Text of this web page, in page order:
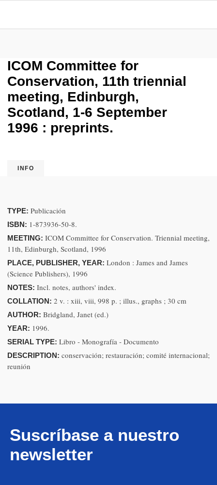
ICOM Committee for
Conservation, 11th triennial
meeting, Edinburgh,
Scotland, 1-6 September
1996 : preprints.
INFO
TYPE: Publicación
ISBN: 1-873936-50-8.
MEETING: ICOM Committee for Conservation. Triennial meeting,
11th, Edinburgh, Scotland, 1996
PLACE, PUBLISHER, YEAR: London : James and James
(Science Publishers), 1996
NOTES: Incl. notes, authors' index.
COLLATION: 2 v. : xiii, viii, 998 p. ; illus., graphs ; 30 cm
AUTHOR: Bridgland, Janet (ed.)
YEAR: 1996.
SERIAL TYPE: Libro - Monografía - Documento
DESCRIPTION: conservación; restauración; comité internacional;
reunión
Suscríbase a nuestro
newsletter